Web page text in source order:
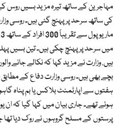
مہاجرین کے ساتھ تیرہ مزید بسیں روس
کی ساتھ سرحد پر پہنچ گئی ہیں۔ روسی
میں سرحد پر پہنچ چکی ہیں۔ تین بسیں
ہیں. وزارت نے مزید کہا کہ نکالے جانے
بچے بھی ہیں۔ روسی وزارت دفاع کے
ہفتوں سے اپارٹمنٹ بلاکس یا بم پناہ
ہوئے تھے۔ جاری بیان میں کہا گیا کہ ان
پرستوں کے مسلح گروہوں نے روک دیا تھا